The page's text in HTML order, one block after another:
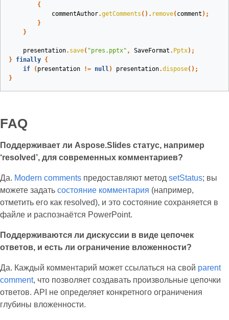
{
commentAuthor.getComments (). remove( comment );
}
}
presentation. save( "pres.pptx" , SaveFormat . Pptx);
} finally {
if
( presentation != null) presentation.dispose();
}
FAQ
Поддерживает ли Aspose.Slides статус, например
‘resolved’, для современных комментариев?
Да. Modern comments предоставляют метод setStatus; вы
можете задать состояние комментария (например,
отметить его как resolved), и это состояние сохраняется в
файле и распознаётся PowerPoint.
Поддерживаются ли дискуссии в виде цепочек
ответов, и есть ли ограничение вложенности?
Да. Каждый комментарий может ссылаться на свой parent
comment, что позволяет создавать произвольные цепочки
ответов. API не определяет конкретного ограничения
глубины вложенности.